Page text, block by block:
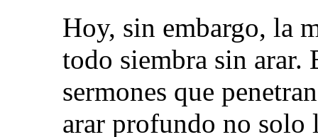
Hoy, sin embargo, la
todo siembra sin arar.
sermones que
arar profundo no solo